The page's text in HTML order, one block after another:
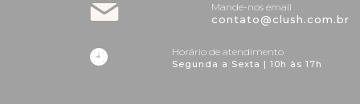
Mande-nos email
contato@clush.com.br
Horário de atendimento
Segunda a Sexta | 10h às 17h